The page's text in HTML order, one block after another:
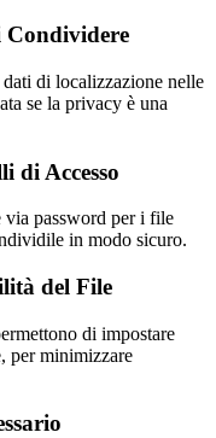
di localizzazione nelle
se la privacy è una
di Accesso
password per i file
in modo sicuro.
del File
di impostare
per minimizzare